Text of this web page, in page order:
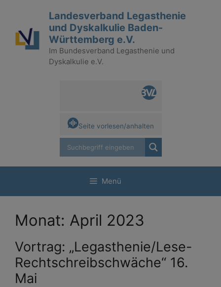
springen
Landesverband Legasthenie
und Dyskalkulie Baden-
Württemberg e.V.
Im Bundesverband Legasthenie und
Dyskalkulie e.V.
Seite vorlesen/anhalten
Menü
Monat: April 2023
Vortrag: „Legasthenie/Lese-
Rechtschreibschwäche“ 16.
Mai